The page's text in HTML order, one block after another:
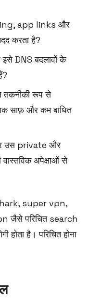
app links और
करता है?
DNS बदलावों के
तकनीकी रूप से
साफ़ और कम बाधित
उस private और
अपेक्षाओं से
super vpn,
जैसे परिचित search
है। परिचित होना